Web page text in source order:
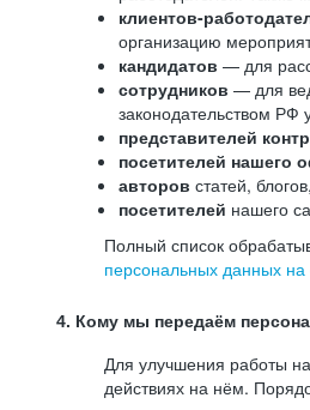
клиентов-
организацию
кандидатов — для
сотрудников — для
законодательством РФ
представителей
посетителей нашего
авторов статей,
посетителей нашего
Полный список
персональных данных
4. Кому мы передаём
Для улучшения работы
действиях на нём.